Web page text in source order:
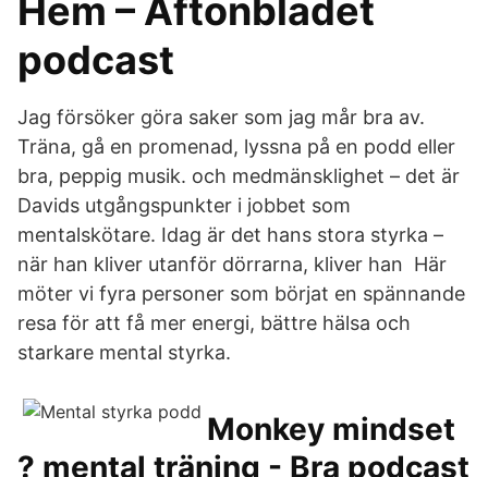
Hem – Aftonbladet
podcast
Jag försöker göra saker som jag mår bra av.
Träna, gå en promenad, lyssna på en podd eller
bra, peppig musik. och medmänsklighet – det är
Davids utgångspunkter i jobbet som
mentalskötare. Idag är det hans stora styrka –
när han kliver utanför dörrarna, kliver han Här
möter vi fyra personer som börjat en spännande
resa för att få mer energi, bättre hälsa och
starkare mental styrka.
Monkey mindset
? mental träning - Bra podcast